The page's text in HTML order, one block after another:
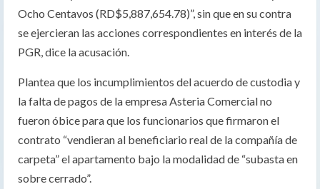
Ocho Centavos (RD$5,887,654.78)”, sin que en su contra
se ejercieran las acciones correspondientes en interés de la
PGR, dice la acusación.
Plantea que los incumplimientos del acuerdo de custodia y
la falta de pagos de la empresa Asteria Comercial no
fueron óbice para que los funcionarios que firmaron el
contrato “vendieran al beneficiario real de la compañía de
carpeta” el apartamento bajo la modalidad de “subasta en
sobre cerrado”.